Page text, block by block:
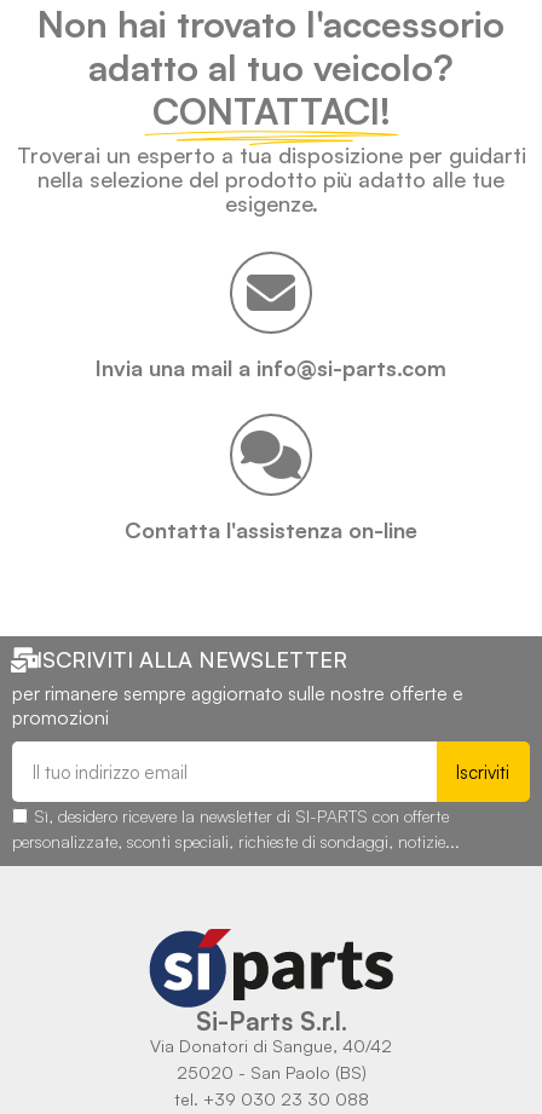
Non hai trovato l'accessorio
adatto al tuo veicolo?
CONTATTACI!
Troverai un esperto a tua disposizione per guidarti
nella selezione del prodotto più adatto alle tue
esigenze.
Invia una mail a info@si-parts.com
Contatta l'assistenza on-line
ISCRIVITI ALLA NEWSLETTER
per rimanere sempre aggiornato sulle nostre offerte e
promozioni
Iscriviti
Sì, desidero ricevere la newsletter di SI-PARTS con offerte
personalizzate, sconti speciali, richieste di sondaggi, notizie...
Si-Parts S.r.l.
Via Donatori di Sangue, 40/42
25020 - San Paolo (BS)
tel. +39 030 23 30 088